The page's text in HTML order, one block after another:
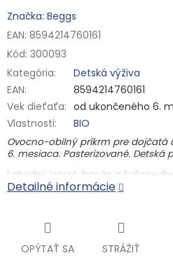
Značka: Beggs
EAN: 8594214760161
Kód: 300093
Kategória:
Detská výživa
EAN:
8594214760161
Vek dieťaťa: od ukončeného 6.
Vlastnosti: BIO
Ovocno-obilný príkrm pre dojčatá
6. mesiaca. Pasterizované. Detská
Lahodný jogurt, banán a
si pochutná nejeden detský
k správnemu fungovaniu
BIO kvalita
Detailné informácie
OPÝTAŤ SA STRÁŽIŤ